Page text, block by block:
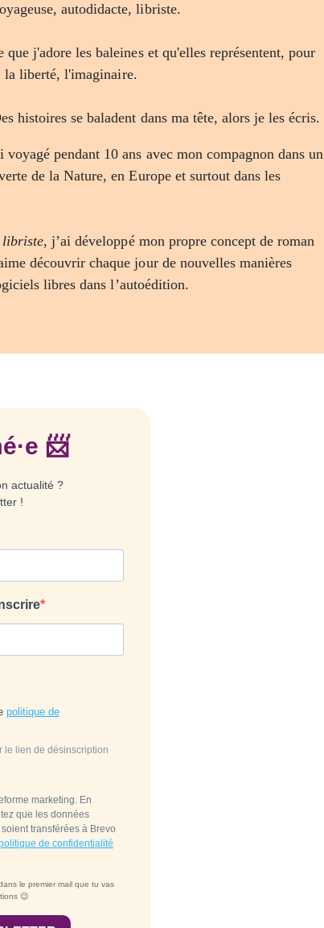
autodidacte, libriste.
que j'adore les baleines et qu'elles représentent, pour
la liberté, l'imaginaire.
histoires se baladent dans ma tête, alors je les écris.
voyagé pendant 10 ans avec mon compagnon dans un
de la Nature, en Europe et surtout dans les
libriste, j’ai développé mon propre concept de roman
découvrir chaque jour de nouvelles manières
libres dans l’autoédition.